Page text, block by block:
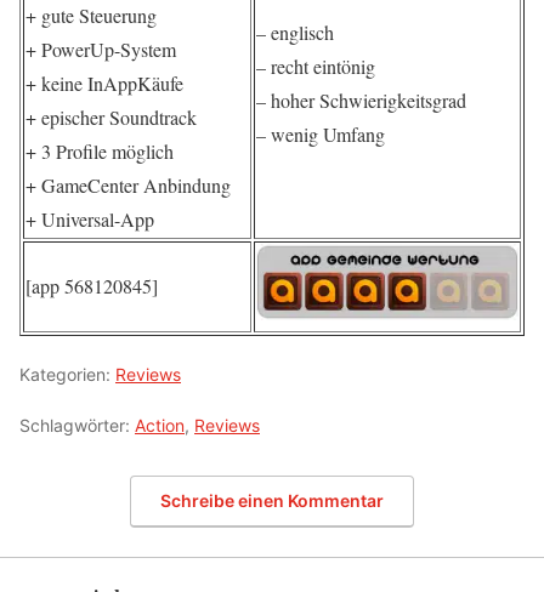
+ gute Steuerung
+ PowerUp-System
+ keine InAppKäufe
+ epischer Soundtrack
+ 3 Profile möglich
+ GameCenter Anbindung
+ Universal-App
– englisch
– recht eintönig
– hoher Schwierigkeitsgrad
– wenig Umfang
[app 568120845]
Kategorien: Reviews
Schlagwörter: Action, Reviews
Schreibe einen Kommentar